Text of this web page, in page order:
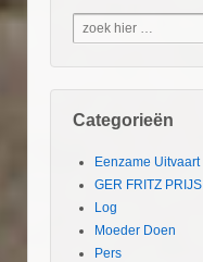
Categorieën
Eenzame Uitvaart
GER FRITZ PRIJS
Log
Moeder Doen
Pers